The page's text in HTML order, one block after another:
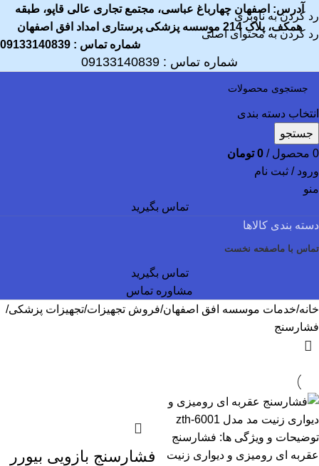
رد کردن به ناوبری
رد کردن به محتوای اصلی
آدرس: اصفهان چهارباغ عباسی، مجتمع تجاری عالی قاپو، طبقه
همکف، پلاک 214 موسسه پزشکی پرستاری امداد افق اصفهان
شماره تماس : 09133140839
شماره تماس : 09133140839
انتخاب دسته بندی
جستجو
0 محصول /
0 تومان
ورود / ثبت نام
منو
تماس بگیرید
دسته بندی کالاها
تماس با ماصفحه نخست
تماس بگیرید
مشاوره تماس
خانه خدمات موسسه افق اصفهان فروش تجهیزات تجهیزات پزشکی
فشارسنج
فشارسنج بازویی بیورر